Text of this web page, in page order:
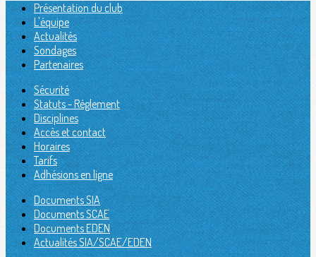
Présentation du club
L'équipe
Actualités
Sondages
Partenaires
Sécurité
Statuts - Réglement
Disciplines
Accès et contact
Horaires
Tarifs
Adhésions en ligne
Documents SIA
Documents SCAE
Documents EDEN
Actualités SIA/SCAE/EDEN